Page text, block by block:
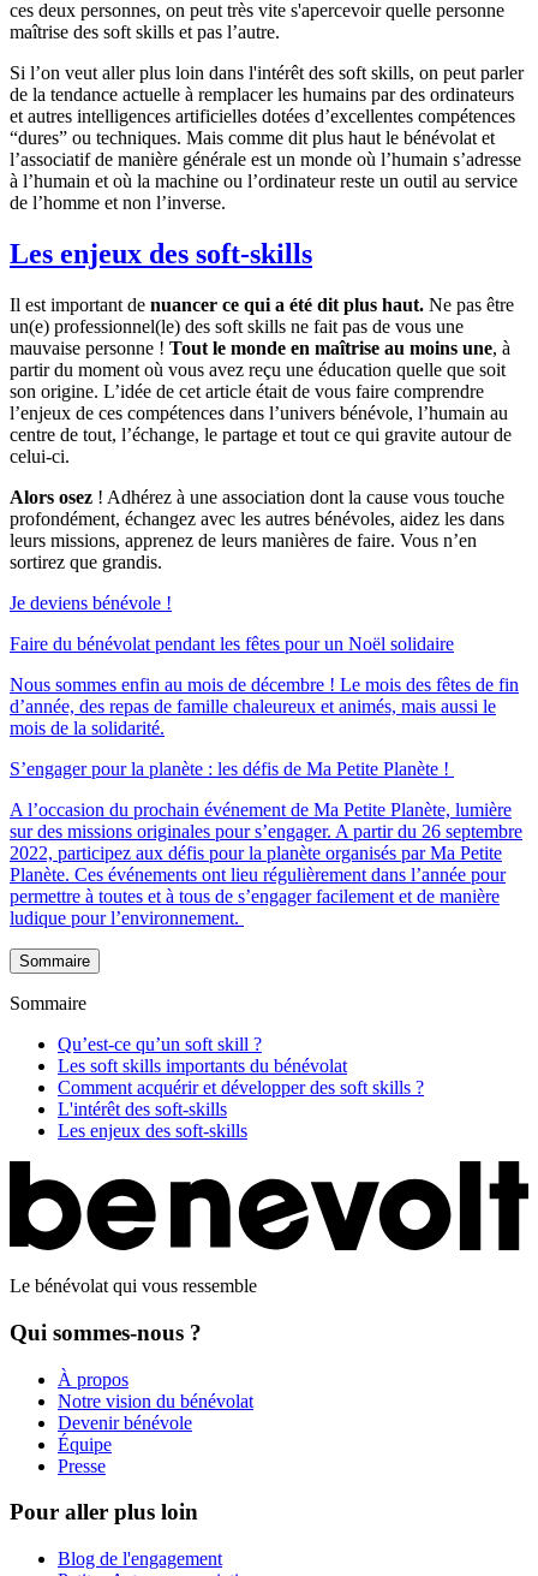
ces deux personnes, on peut très vite s'apercevoir quelle personne
maîtrise des soft skills et pas l’autre.
Si l’on veut aller plus loin dans l'intérêt des soft skills, on peut parler
de la tendance actuelle à remplacer les humains par des ordinateurs
et autres intelligences artificielles dotées d’excellentes compétences
“dures” ou techniques. Mais comme dit plus haut le bénévolat et
l’associatif de manière générale est un monde où l’humain s’adresse
à l’humain et où la machine ou l’ordinateur reste un outil au service
de l’homme et non l’inverse.
Les enjeux des soft-skills
Il est important de nuancer ce qui a été dit plus haut. Ne pas être
un(e) professionnel(le) des soft skills ne fait pas de vous une
mauvaise personne ! Tout le monde en maîtrise au moins une, à
partir du moment où vous avez reçu une éducation quelle que soit
son origine. L’idée de cet article était de vous faire comprendre
l’enjeux de ces compétences dans l’univers bénévole, l’humain au
centre de tout, l’échange, le partage et tout ce qui gravite autour de
celui-ci.
Alors osez ! Adhérez à une association dont la cause vous touche
profondément, échangez avec les autres bénévoles, aidez les dans
leurs missions, apprenez de leurs manières de faire. Vous n’en
sortirez que grandis.
Je deviens bénévole !
Faire du bénévolat pendant les fêtes pour un Noël solidaire
Nous sommes enfin au mois de décembre ! Le mois des fêtes de fin
d’année, des repas de famille chaleureux et animés, mais aussi le
mois de la solidarité.
S’engager pour la planète : les défis de Ma Petite Planète !
A l’occasion du prochain événement de Ma Petite Planète, lumière
sur des missions originales pour s’engager. A partir du 26 septembre
2022, participez aux défis pour la planète organisés par Ma Petite
Planète. Ces événements ont lieu régulièrement dans l’année pour
permettre à toutes et à tous de s’engager facilement et de manière
ludique pour l’environnement.
Sommaire
Sommaire
Qu’est-ce qu’un soft skill ?
Les soft skills importants du bénévolat
Comment acquérir et développer des soft skills ?
L'intérêt des soft-skills
Les enjeux des soft-skills
Le bénévolat qui vous ressemble
Qui sommes-nous ?
À propos
Notre vision du bénévolat
Devenir bénévole
Équipe
Presse
Pour aller plus loin
Blog de l'engagement